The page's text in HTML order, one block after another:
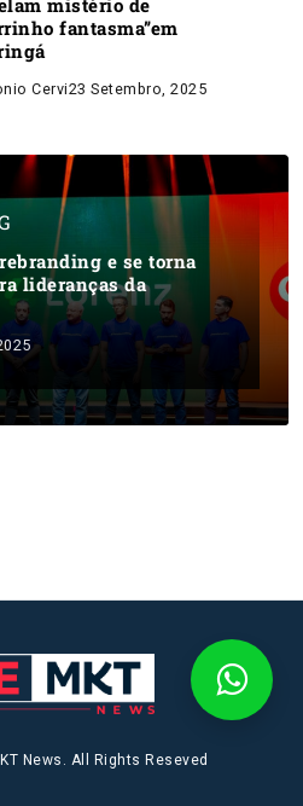
mistério de
fantasma”em
Cervi23 Setembro, 2025
e se torna
lideranças da
News. All Rights Reseved